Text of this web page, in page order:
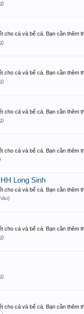
cá và bể cá. Bạn cần thêm
cá và bể cá. Bạn cần thêm
cá và bể cá. Bạn cần thêm
cá và bể cá. Bạn cần thêm
Long Sinh
cá và bể cá. Bạn cần thêm
cá và bể cá. Bạn cần thêm
cá và bể cá. Bạn cần thêm